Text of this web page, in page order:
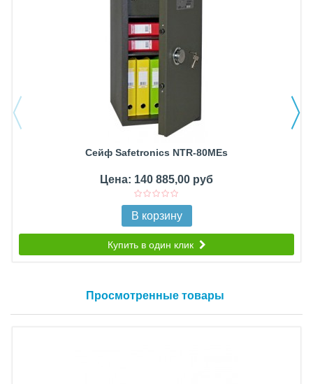
Сейф Safetronics NTR-80MEs
Цена: 140 885,00 руб
В корзину
Купить в один клик
Просмотренные товары